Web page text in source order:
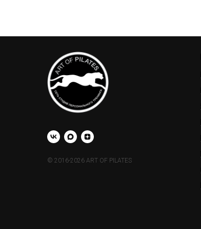
© 2016-2026 ART OF PILATES